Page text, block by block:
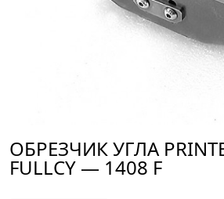
ОБРЕЗЧИК УГЛА
FULLCY — 1408 F